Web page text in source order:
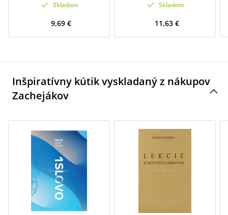
Skladom
9,69 €
Skladom
11,63 €
Inšpiratívny kútik vyskladaný z nákupov
Zachejákov